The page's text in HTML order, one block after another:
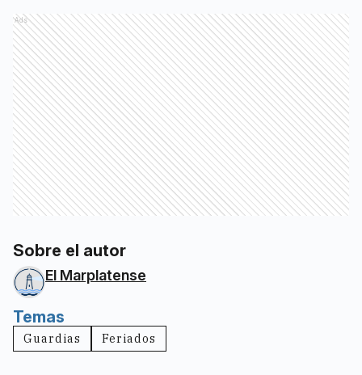
Ads
Sobre el autor
El Marplatense
Temas
Guardias Feriados